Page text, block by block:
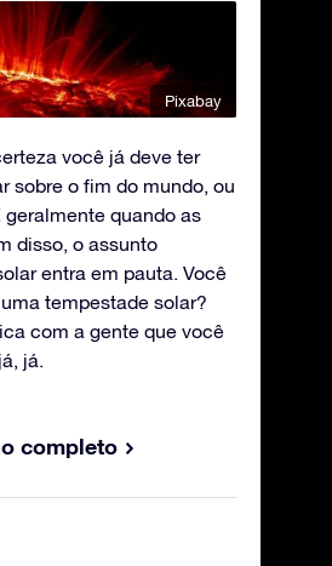
Pixabay
você já deve ter
sobre o fim do mundo, ou
geralmente quando as
disso, o assunto
entra em pauta. Você
tempestade solar?
com a gente que você
já.
completo